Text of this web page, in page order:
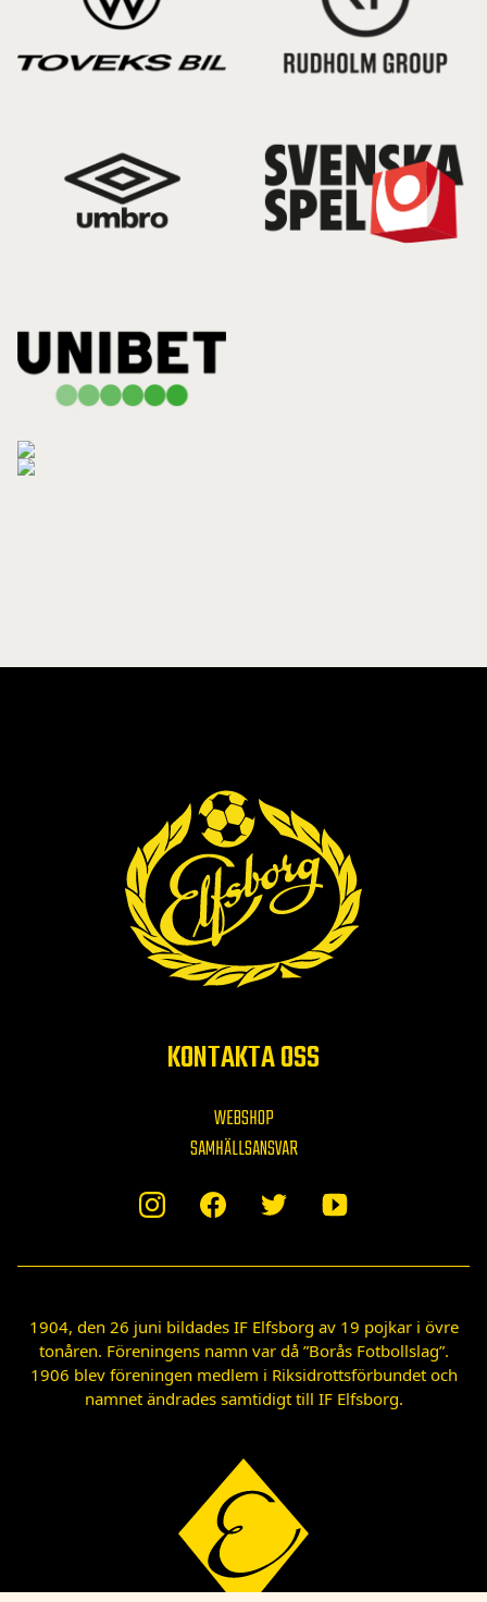
KONTAKTA OSS
WEBSHOP
SAMHÄLLSANSVAR
1904, den 26 juni bildades IF Elfsborg av 19 pojkar i övre
tonåren. Föreningens namn var då ”Borås Fotbollslag”.
1906 blev föreningen medlem i Riksidrottsförbundet och
namnet ändrades samtidigt till IF Elfsborg.